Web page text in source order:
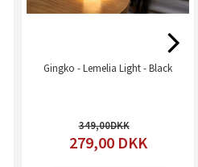
Gingko - Lemelia Light - Black
349,00
279,00 DKK